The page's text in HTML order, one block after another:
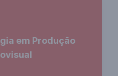
em Produção